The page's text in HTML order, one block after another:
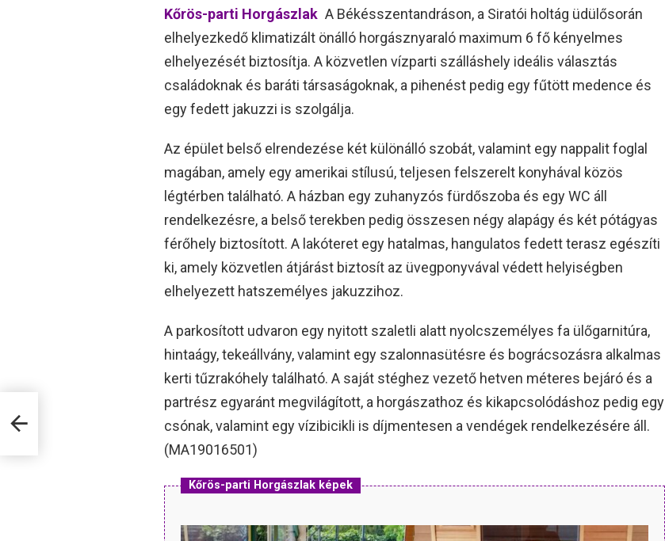
Kőrös-parti Horgászlak A Békésszentandráson, a Siratói holtág üdülősorán
elhelyezkedő klimatizált önálló horgásznyaraló maximum 6 fő kényelmes
elhelyezését biztosítja. A közvetlen vízparti szálláshely ideális választás
családoknak és baráti társaságoknak, a pihenést pedig egy fűtött medence és
egy fedett jakuzzi is szolgálja.
Az épület belső elrendezése két különálló szobát, valamint egy nappalit foglal
magában, amely egy amerikai stílusú, teljesen felszerelt konyhával közös
légtérben található. A házban egy zuhanyzós fürdőszoba és egy WC áll
rendelkezésre, a belső terekben pedig összesen négy alapágy és két pótágyas
férőhely biztosított. A lakóteret egy hatalmas, hangulatos fedett terasz egészíti
ki, amely közvetlen átjárást biztosít az üvegponyvával védett helyiségben
elhelyezett hatszemélyes jakuzzihoz.
A parkosított udvaron egy nyitott szaletli alatt nyolcszemélyes fa ülőgarnitúra,
hintaágy, tekeállvány, valamint egy szalonnasütésre és bográcsozásra alkalmas
kerti tűzrakóhely található. A saját stéghez vezető hetven méteres bejáró és a
partrész egyaránt megvilágított, a horgászathoz és kikapcsolódáshoz pedig egy
csónak, valamint egy vízibicikli is díjmentesen a vendégek rendelkezésére áll.
(MA19016501)
Kőrös-parti Horgászlak képek